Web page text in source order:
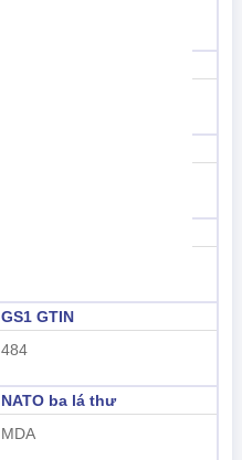
GS1 GTIN
484
NATO ba lá thư
MDA